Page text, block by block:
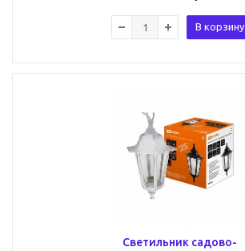
В корзину
Светильник садово-